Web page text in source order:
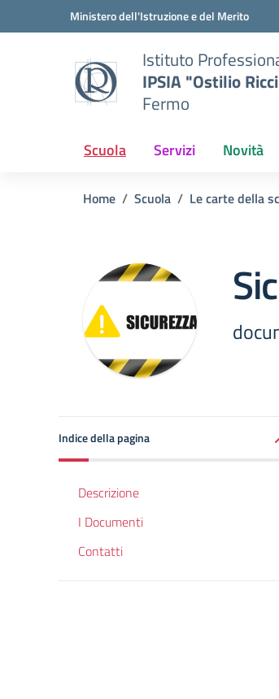
Vai ai contenuti
Vai al menu di navigazioneMinistero dell'Istruzione e del Merito
Istituto
IPSIA "Ostilio
Fermo
Scuola Servizi Novità
Home Scuola Le carte della
Indice della pagina
Descrizione
I Documenti
Contatti